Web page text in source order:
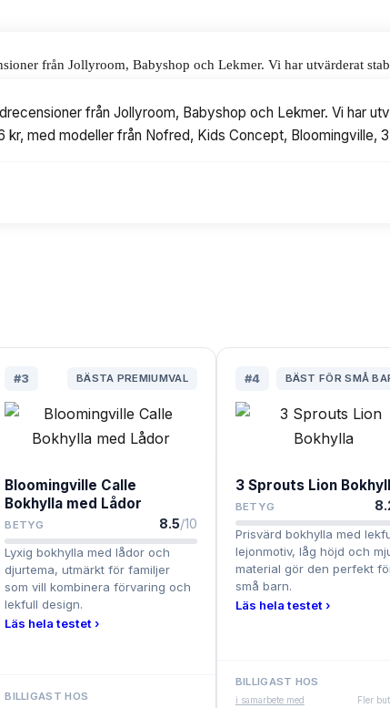
från Jollyroom, Babyshop och Lekmer. Vi har utvärderat
från Jollyroom, Babyshop och Lekmer. Vi har
med modeller från Nofred, Kids Concept, Bloomingville,
#3 BÄSTA PREMIUMVAL
Bloomingville Calle
Bokhylla med Lådor
BETYG 8.5/10
Lyxig bokhylla med lådor och
djurtema, utmärkt för familjer
som vill kombinera förvaring och
lekfull design.
Läs hela testet ›
BILLIGAST HOS
#4 BÄST FÖR SMÅ
3 Sprouts Lion
BETYG
Prisvärd bokhylla med
lejonmotiv, låg höjd och
material gör den perfekt
små barn.
Läs hela testet ›
BILLIGAST HOS
i samarbete med
Fler